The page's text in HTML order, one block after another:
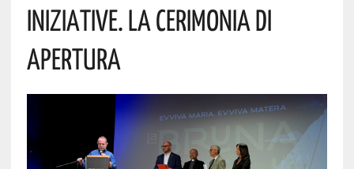
Iniziative. La Cerimonia Di
Apertura